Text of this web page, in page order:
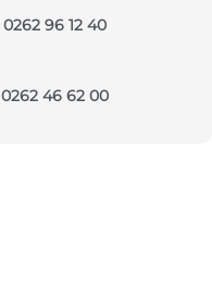
0262 96 12 40
0262 46 62 00